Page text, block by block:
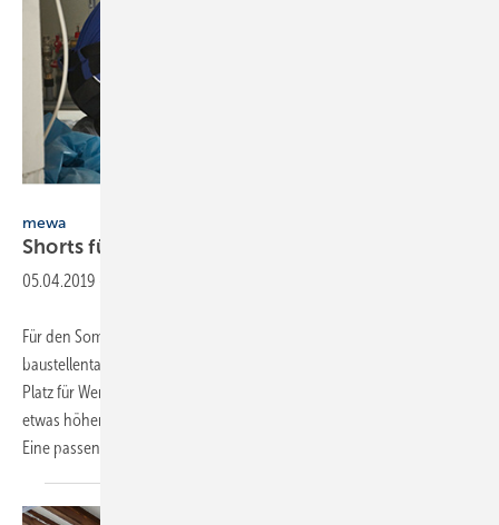
mewa
Shorts für die heißen
05.04.2019
Für den Sommer hat Mewa die Kollektion Dynamic Construct um
baustellentaugliche Shorts erweitert. In zahlreichen Taschen ist viel
Platz für Werkzeug. Der Bund ist variabel einstellbar und im Rücken
etwas höher geschnitten, sodass die Hose auch beim Bücken gut sitzt.
Eine passende